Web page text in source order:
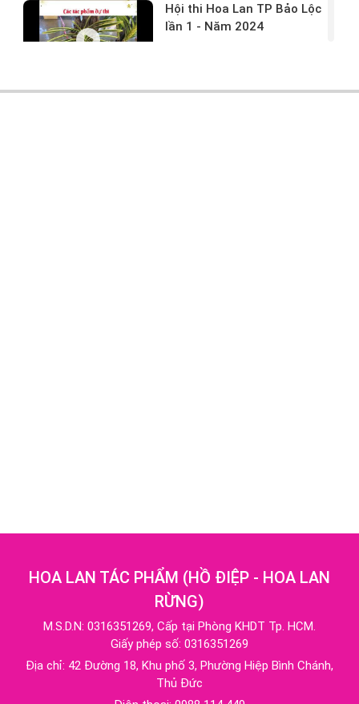
Hội thi Hoa Lan TP Bảo Lộc
lần 1 - Năm 2024
HOA LAN TÁC PHẨM (HỒ ĐIỆP - HOA LAN
RỪNG)
M.S.D.N: 0316351269, Cấp tại Phòng KHDT Tp. HCM.
Giấy phép số: 0316351269
Địa chỉ: 42 Đường 18, Khu phố 3, Phường Hiệp Bình Chánh,
Thủ Đức